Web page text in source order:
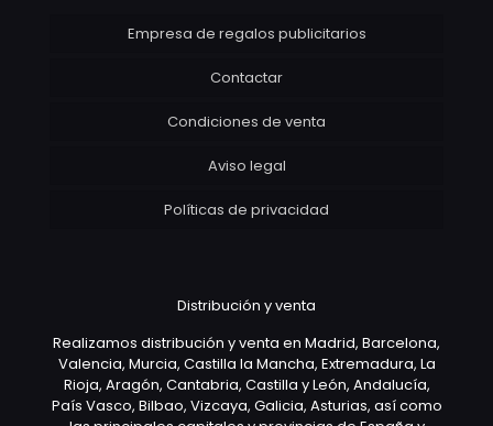
Empresa de regalos publicitarios
Contactar
Condiciones de venta
Aviso legal
Políticas de privacidad
Distribución y venta
Realizamos distribución y venta en Madrid, Barcelona,
Valencia, Murcia, Castilla la Mancha, Extremadura, La
Rioja, Aragón, Cantabria, Castilla y León, Andalucía,
País Vasco, Bilbao, Vizcaya, Galicia, Asturias, así como